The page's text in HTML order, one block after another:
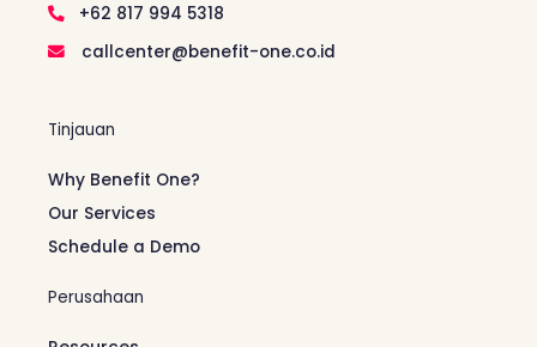
+62 817 994 5318
callcenter@benefit-one.co.id
Tinjauan
Why Benefit One?
Our Services
Schedule a Demo
Perusahaan